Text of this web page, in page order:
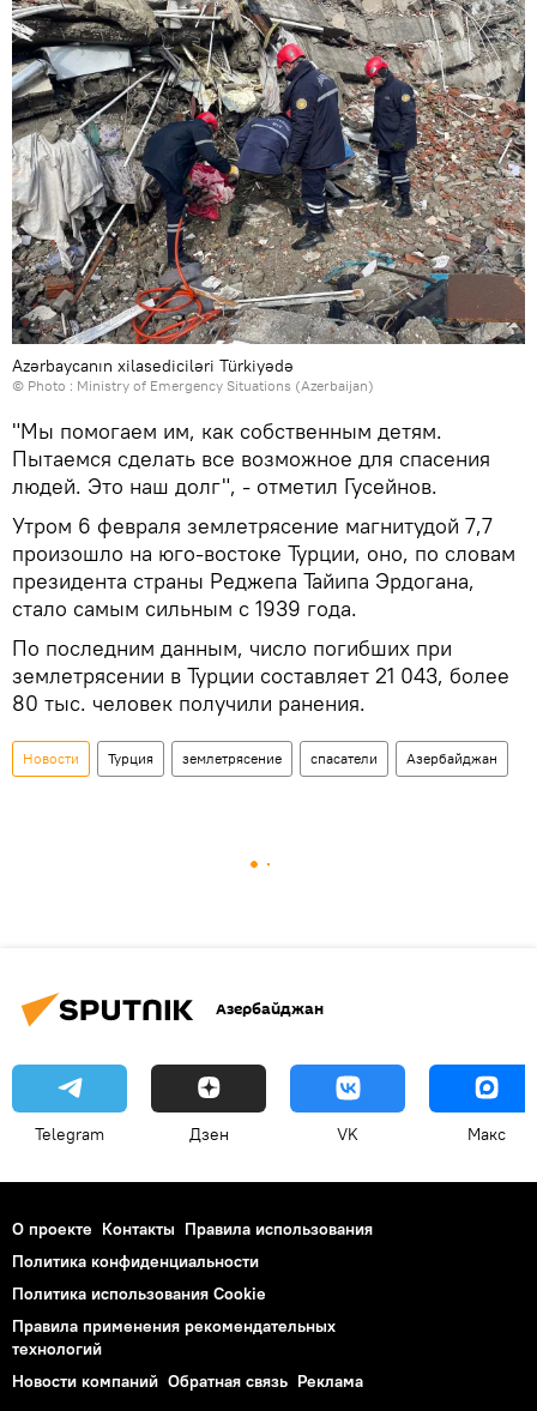
Azərbaycanın xilasediciləri Türkiyədə
© Photo : Ministry of Emergency Situations (Azerbaijan)
"Мы помогаем им, как собственным детям.
Пытаемся сделать все возможное для спасения
людей. Это наш долг", - отметил Гусейнов.
Утром 6 февраля землетрясение магнитудой 7,7
произошло на юго-востоке Турции, оно, по словам
президента страны Реджепа Тайипа Эрдогана,
стало самым сильным с 1939 года.
По последним данным, число погибших при
землетрясении в Турции составляет 21 043, более
80 тыс. человек получили ранения.
Новости Турция землетрясение спасатели Азербайджан
Азербайджан
Telegram Дзен VK Макс
О проекте Контакты Правила использования
Политика конфиденциальности
Политика использования Cookie
Правила применения рекомендательных
технологий
Новости компаний Обратная связь Реклама